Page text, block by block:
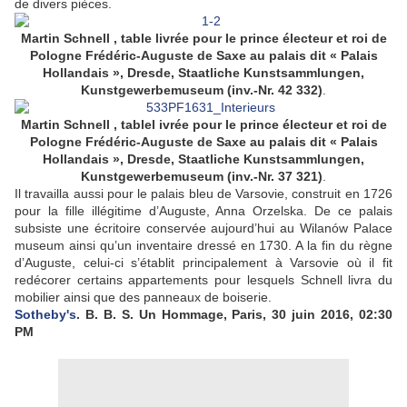
de divers pièces.
Martin Schnell , table livrée pour le prince électeur et roi de
Pologne Frédéric-Auguste de Saxe au palais dit « Palais
Hollandais », Dresde, Staatliche Kunstsammlungen,
Kunstgewerbemuseum (inv.-Nr. 42 332)
Martin Schnell , tablel ivrée pour le prince électeur et roi de
Pologne Frédéric-Auguste de Saxe au palais dit « Palais
Hollandais », Dresde, Staatliche Kunstsammlungen,
Kunstgewerbemuseum (inv.-Nr. 37 321)
Il travailla aussi pour le palais bleu de Varsovie, construit en 1726
pour la fille illégitime d’Auguste, Anna Orzelska. De ce palais
subsiste une écritoire conservée aujourd’hui au Wilanów Palace
museum ainsi qu’un inventaire dressé en 1730. A la fin du règne
d’Auguste, celui-ci s’établit principalement à Varsovie où il fit
redécorer certains appartements pour lesquels Schnell livra du
mobilier ainsi que des panneaux de boiserie.
Sotheby's. B. B. S. Un Hommage, Paris, 30 juin 2016, 02:30
PM